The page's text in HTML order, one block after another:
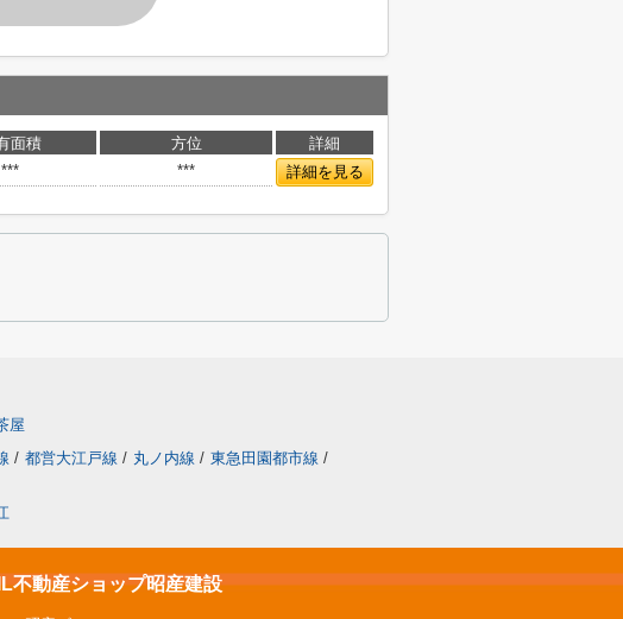
面積 方位
詳細
*** *** 詳細を見る
屋
/ 都営大江戸線 / 丸ノ内線 / 東急田園都市線 /
不動産ショップ昭産建設